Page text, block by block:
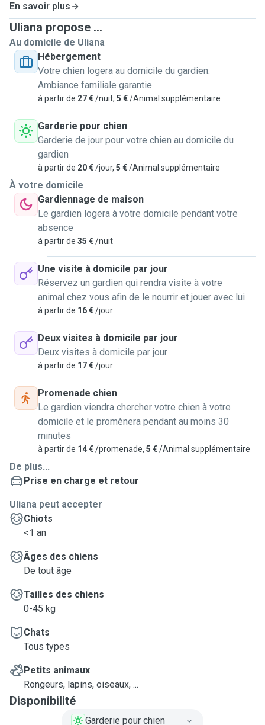
En savoir plus
Uliana propose ...
Au domicile de Uliana
Hébergement
Votre chien logera au domicile du gardien.
Ambiance familiale garantie
à partir de 27 €/nuit, 5 €/Animal supplémentaire
Garderie pour chien
Garderie de jour pour votre chien au domicile du
gardien
à partir de 20 €/jour, 5 €/Animal supplémentaire
À votre domicile
Gardiennage de maison
Le gardien logera à votre domicile pendant votre
absence
à partir de 35 €/nuit
Une visite à domicile par jour
Réservez un gardien qui rendra visite à votre
animal chez vous afin de le nourrir et jouer avec lui
à partir de 16 €/jour
Deux visites à domicile par jour
Deux visites à domicile par jour
à partir de 17 €/jour
Promenade chien
Le gardien viendra chercher votre chien à votre
domicile et le promènera pendant au moins 30
minutes
à partir de 14 €/promenade, 5 €/Animal supplémentaire
De plus...
Prise en charge et retour
Uliana peut accepter
Chiots
<1 an
Âges des chiens
De tout âge
Tailles des chiens
0-45 kg
Chats
Tous types
Petits animaux
Rongeurs, lapins, oiseaux, ...
Disponibilité
Garderie pour chien